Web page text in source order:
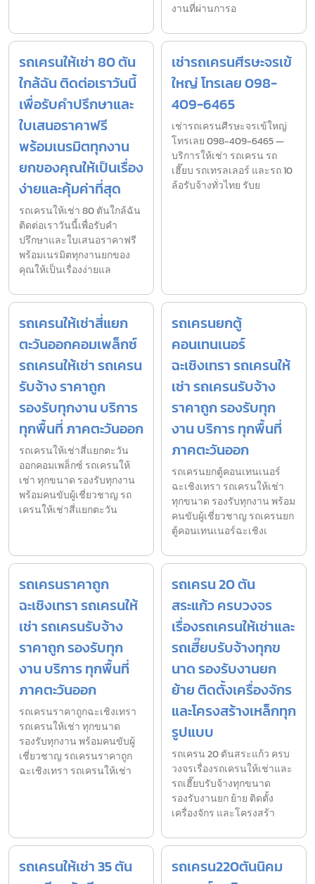
งานที่ผ่านการอ
รถเครนให้เช่า 80 ตัน
ใกล้ฉัน ติดต่อเราวันนี้
เพื่อรับคำปรึกษาและ
ใบเสนอราคาฟรี
พร้อมเนรมิตทุกงาน
ยกของคุณให้เป็นเรื่อง
ง่ายและคุ้มค่าที่สุด
รถเครนให้เช่า 80 ตันใกล้ฉัน
ติดต่อเราวันนี้เพื่อรับคำ
ปรึกษาและใบเสนอราคาฟรี
พร้อมเนรมิตทุกงานยกของ
คุณให้เป็นเรื่องง่ายแล
เช่ารถเครนศีรษะจรเข้
ใหญ่ โทรเลย 098-
409-6465
เช่ารถเครนศีรษะจรเข้ใหญ่
โทรเลย 098-409-6465 —
บริการให้เช่า รถเครน รถ
เฮี๊ยบ รถเทรลเลอร์ และรถ 10
ล้อรับจ้างทั่วไทย รับย
รถเครนให้เช่าสี่แยก
ตะวันออกคอมเพล็กซ์
รถเครนให้เช่า รถเครน
รับจ้าง ราคาถูก
รองรับทุกงาน บริการ
ทุกพื้นที่ ภาคตะวันออก
รถเครนให้เช่าสี่แยกตะวัน
ออกคอมเพล็กซ์ รถเครนให้
เช่า ทุกขนาด รองรับทุกงาน
พร้อมคนขับผู้เชี่ยวชาญ รถ
เครนให้เช่าสี่แยกตะวัน
รถเครนยกตู้
คอนเทนเนอร์
ฉะเชิงเทรา รถเครนให้
เช่า รถเครนรับจ้าง
ราคาถูก รองรับทุก
งาน บริการ ทุกพื้นที่
ภาคตะวันออก
รถเครนยกตู้คอนเทนเนอร์
ฉะเชิงเทรา รถเครนให้เช่า
ทุกขนาด รองรับทุกงาน พร้อม
คนขับผู้เชี่ยวชาญ รถเครนยก
ตู้คอนเทนเนอร์ฉะเชิงเ
รถเครนราคาถูก
ฉะเชิงเทรา รถเครนให้
เช่า รถเครนรับจ้าง
ราคาถูก รองรับทุก
งาน บริการ ทุกพื้นที่
ภาคตะวันออก
รถเครนราคาถูกฉะเชิงเทรา
รถเครนให้เช่า ทุกขนาด
รองรับทุกงาน พร้อมคนขับผู้
เชี่ยวชาญ รถเครนราคาถูก
ฉะเชิงเทรา รถเครนให้เช่า
รถเครน 20 ตัน
สระแก้ว ครบวงจร
เรื่องรถเครนให้เช่าและ
รถเฮี๊ยบรับจ้างทุกข
นาด รองรับงานยก
ย้าย ติดตั้งเครื่องจักร
และโครงสร้างเหล็กทุก
รูปแบบ
รถเครน 20 ตันสระแก้ว ครบ
วงจรเรื่องรถเครนให้เช่าและ
รถเฮี๊ยบรับจ้างทุกขนาด
รองรับงานยก ย้าย ติดตั้ง
เครื่องจักร และโครงสร้า
รถเครนให้เช่า 35 ตัน
รถเครน220ตันนิคม